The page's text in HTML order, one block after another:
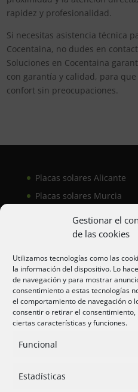
Gestionar el
de las cookies
Utilizamos tecnologías como las
la información del dispositivo. Lo
de navegación y para mostrar
consentimiento a estas tecnologías
el comportamiento de navegación o
consentir o retirar el
ciertas características y funciones.
Funcional
Estadísticas
rapidez y profesionalidad.
Si necesitas asistencia técnica
Cocentaina, no dudes en
Soluciones en Cocentaina
con garantía y calidad, para
confort sin preocupaciones.
Placas solares Alicante
Placas solares Murcia
Aire acondicionado
Aire acondicionador
Aire acondicionado San
Privacidad